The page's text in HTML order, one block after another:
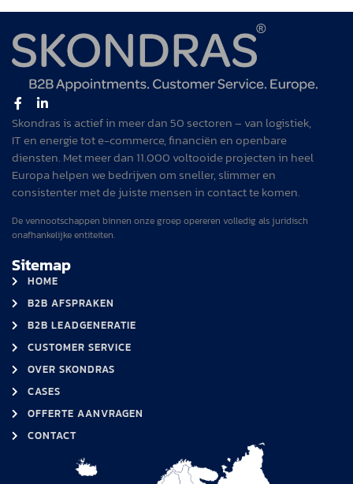
Skondras is actief in meer dan 50 sectoren – van logistiek,
IT en energie tot e-commerce, financiën en openbare
diensten. Met meer dan 11.000 voltooide projecten in heel
Europa helpen we bedrijven om sneller, slimmer en
consistenter met de juiste mensen in contact te komen.
De vennootschappen binnen onze groep opereren volledig als juridisch
onafhankelijke entiteiten.
Sitemap
HOME
B2B AFSPRAKEN
B2B LEADGENERATIE
CUSTOMER SERVICE
OVER SKONDRAS
CASES
OFFERTE AANVRAGEN
CONTACT